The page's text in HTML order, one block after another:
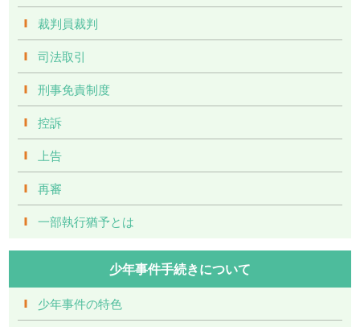
裁判員裁判
司法取引
刑事免責制度
控訴
上告
再審
一部執行猶予とは
少年事件手続きについて
少年事件の特色